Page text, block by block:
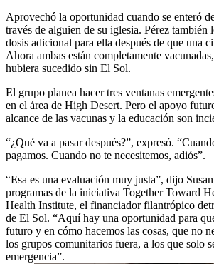
Aprovechó la oportunidad cuando se enteró
través de alguien de su iglesia. Pérez también
dosis adicional para ella después de que una
Ahora ambas están completamente
hubiera sucedido sin El Sol.
El grupo planea hacer tres ventanas
en el área de High Desert. Pero el apoyo
alcance de las vacunas y la educación son
“¿Qué va a pasar después?”, expresó.
pagamos. Cuando no te necesitemos, adiós”.
“Esa es una evaluación muy justa”, dijo
programas de la iniciativa Together Toward
Health Institute, el financiador filantrópico
de El Sol. “Aquí hay una oportunidad para
futuro y en cómo hacemos las cosas, que no
los grupos comunitarios fuera, a los que solo
emergencia”.